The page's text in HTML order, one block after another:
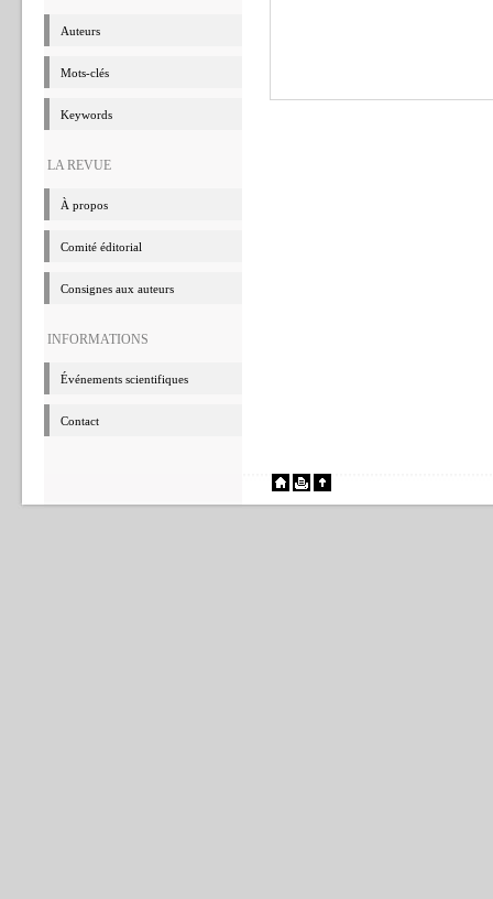
Auteurs
Mots-clés
Keywords
LA REVUE
à propos
Comité éditorial
Consignes aux auteurs
INFORMATIONS
événements scientifiques
Contact